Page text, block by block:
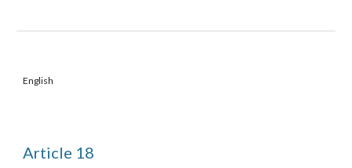
English
Article 18